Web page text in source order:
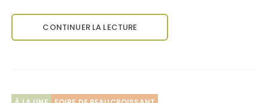
CONTINUER LA LECTURE